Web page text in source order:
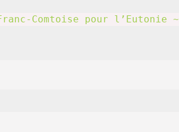
Comtoise pour l’Eutonie ~